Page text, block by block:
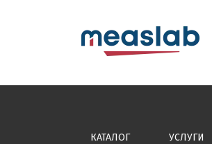
КАТАЛОГ УСЛУГИ